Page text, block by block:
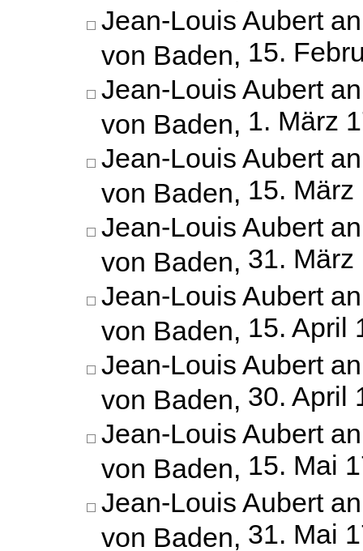
Jean-Louis Aubert
von Baden, 15.
Jean-Louis Aubert
von Baden, 1. März
Jean-Louis Aubert
von Baden, 15. März
Jean-Louis Aubert
von Baden, 31. März
Jean-Louis Aubert
von Baden, 15. April
Jean-Louis Aubert
von Baden, 30. April
Jean-Louis Aubert
von Baden, 15. Mai
Jean-Louis Aubert
von Baden, 31. Mai